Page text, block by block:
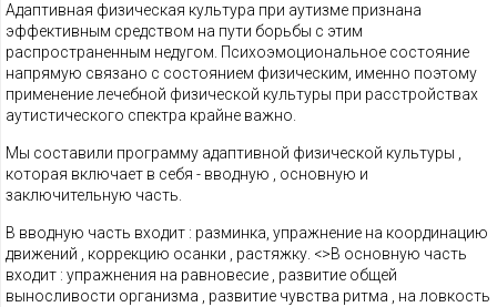
Адаптивная физическая культура при аутизме признана
эффективным средством на пути борьбы с этим
распространенным недугом. Психоэмоциональное состояние
напрямую связано с состоянием физическим, именно поэтому
применение лечебной физической культуры при расстройствах
аутистического спектра крайне важно.
Мы составили программу адаптивной физической культуры ,
которая включает в себя - вводную , основную и
заключительную часть.
В вводную часть входит : разминка, упражнение на координацию
движений , коррекцию осанки , растяжку. <>В основную часть
входит : упражнения на равновесие , развитие общей
выносливости организма , развитие чувства ритма , на ловкость